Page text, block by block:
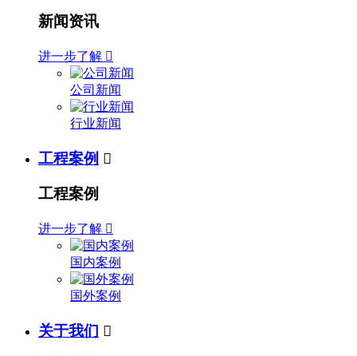
新闻资讯
进一步了解 
公司新闻
行业新闻
工程案例 
工程案例
进一步了解 
国内案例
国外案例
关于我们 